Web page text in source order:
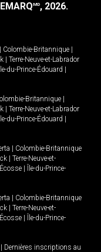
MD, 2026.
Colombie-Britannique
Terre-Neuve-et-Labrador
Île-du-Prince-Édouard
Britannique
Terre-Neuve-et-Labrador
Île-du-Prince-Édouard
Colombie-Britannique
Terre-Neuve-et-
Île-du-Prince-
Colombie-Britannique
Terre-Neuve-et-
Île-du-Prince-
Dernières inscriptions au